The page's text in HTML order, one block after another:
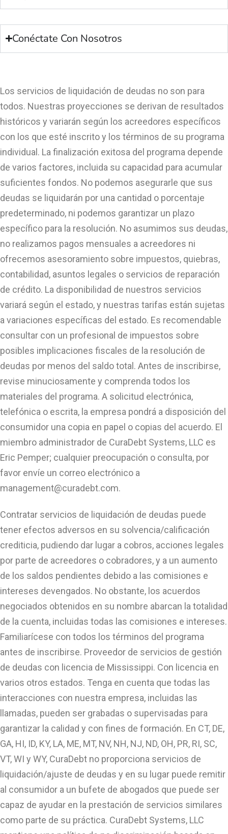
Conéctate Con Nosotros
Los servicios de liquidación de deudas no son para
todos. Nuestras proyecciones se derivan de resultados
históricos y variarán según los acreedores específicos
con los que esté inscrito y los términos de su programa
individual. La finalización exitosa del programa depende
de varios factores, incluida su capacidad para acumular
suficientes fondos. No podemos asegurarle que sus
deudas se liquidarán por una cantidad o porcentaje
predeterminado, ni podemos garantizar un plazo
específico para la resolución. No asumimos sus deudas,
no realizamos pagos mensuales a acreedores ni
ofrecemos asesoramiento sobre impuestos, quiebras,
contabilidad, asuntos legales o servicios de reparación
de crédito. La disponibilidad de nuestros servicios
variará según el estado, y nuestras tarifas están sujetas
a variaciones específicas del estado. Es recomendable
consultar con un profesional de impuestos sobre
posibles implicaciones fiscales de la resolución de
deudas por menos del saldo total. Antes de inscribirse,
revise minuciosamente y comprenda todos los
materiales del programa. A solicitud electrónica,
telefónica o escrita, la empresa pondrá a disposición del
consumidor una copia en papel o copias del acuerdo. El
miembro administrador de CuraDebt Systems, LLC es
Eric Pemper; cualquier preocupación o consulta, por
favor envíe un correo electrónico a
management@curadebt.com.
Contratar servicios de liquidación de deudas puede
tener efectos adversos en su solvencia/calificación
crediticia, pudiendo dar lugar a cobros, acciones legales
por parte de acreedores o cobradores, y a un aumento
de los saldos pendientes debido a las comisiones e
intereses devengados. No obstante, los acuerdos
negociados obtenidos en su nombre abarcan la totalidad
de la cuenta, incluidas todas las comisiones e intereses.
Familiarícese con todos los términos del programa
antes de inscribirse. Proveedor de servicios de gestión
de deudas con licencia de Mississippi. Con licencia en
varios otros estados. Tenga en cuenta que todas las
interacciones con nuestra empresa, incluidas las
llamadas, pueden ser grabadas o supervisadas para
garantizar la calidad y con fines de formación. En CT, DE,
GA, HI, ID, KY, LA, ME, MT, NV, NH, NJ, ND, OH, PR, RI, SC,
VT, WI y WY, CuraDebt no proporciona servicios de
liquidación/ajuste de deudas y en su lugar puede remitir
al consumidor a un bufete de abogados que puede ser
capaz de ayudar en la prestación de servicios similares
como parte de su práctica. CuraDebt Systems, LLC